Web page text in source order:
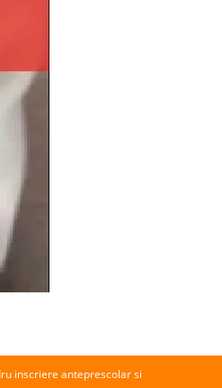
inscriere anteprescolar si